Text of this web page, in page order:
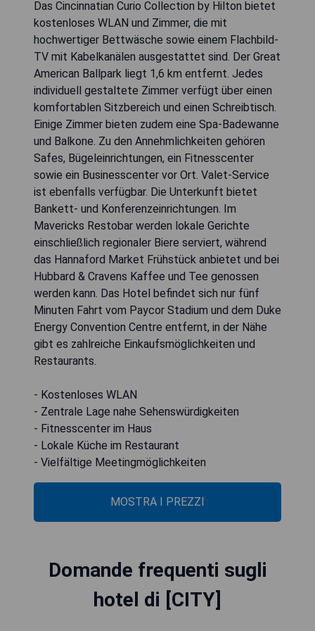
Das Cincinnatian Curio Collection by Hilton bietet
kostenloses WLAN und Zimmer, die mit
hochwertiger Bettwäsche sowie einem Flachbild-
TV mit Kabelkanälen ausgestattet sind. Der Great
American Ballpark liegt 1,6 km entfernt. Jedes
individuell gestaltete Zimmer verfügt über einen
komfortablen Sitzbereich und einen Schreibtisch.
Einige Zimmer bieten zudem eine Spa-Badewanne
und Balkone. Zu den Annehmlichkeiten gehören
Safes, Bügeleinrichtungen, ein Fitnesscenter
sowie ein Businesscenter vor Ort. Valet-Service
ist ebenfalls verfügbar. Die Unterkunft bietet
Bankett- und Konferenzeinrichtungen. Im
Mavericks Restobar werden lokale Gerichte
einschließlich regionaler Biere serviert, während
das Hannaford Market Frühstück anbietet und bei
Hubbard & Cravens Kaffee und Tee genossen
werden kann. Das Hotel befindet sich nur fünf
Minuten Fahrt vom Paycor Stadium und dem Duke
Energy Convention Centre entfernt, in der Nähe
gibt es zahlreiche Einkaufsmöglichkeiten und
Restaurants.
- Kostenloses WLAN
- Zentrale Lage nahe Sehenswürdigkeiten
- Fitnesscenter im Haus
- Lokale Küche im Restaurant
- Vielfältige Meetingmöglichkeiten
MOSTRA I PREZZI
Domande frequenti sugli
hotel di [CITY]